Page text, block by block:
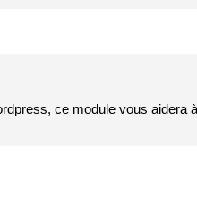
ce module vous aidera